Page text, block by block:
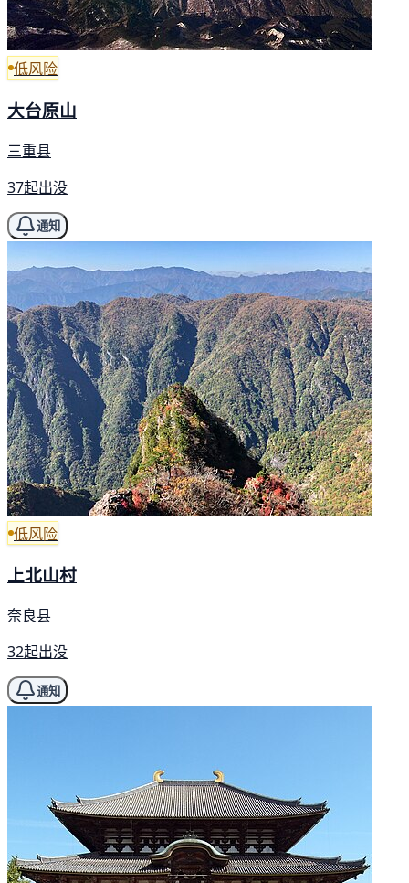
低风险
大台原山
三重县
37起出没
通知
低风险
上北山村
奈良县
32起出没
通知